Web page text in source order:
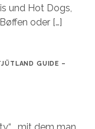
und Hot Dogs,
oder […]
GUIDE –